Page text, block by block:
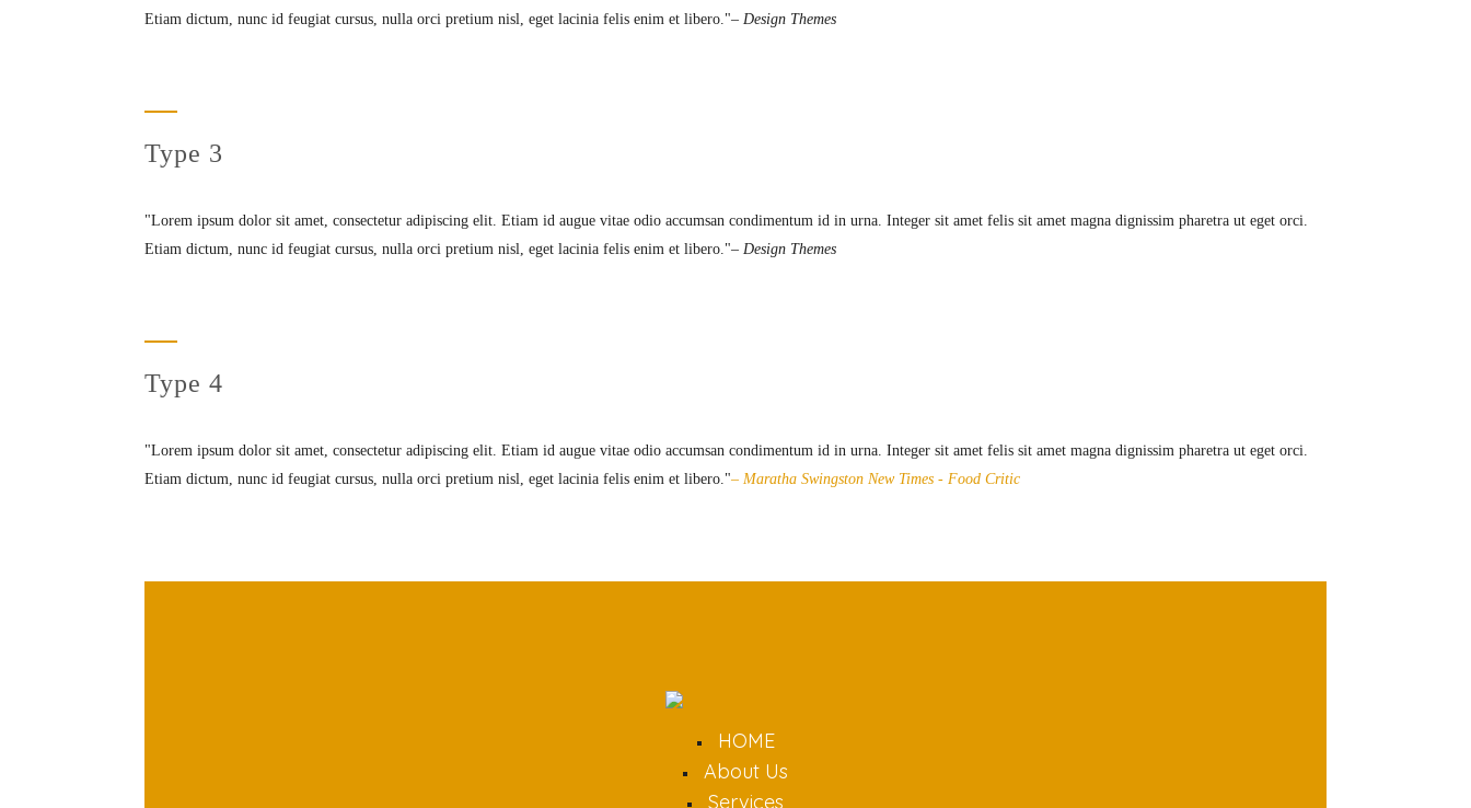
Etiam dictum, nunc id feugiat cursus, nulla orci pretium nisl, eget lacinia felis enim et libero. – Design Themes
Type 3
Lorem ipsum dolor sit amet, consectetur adipiscing elit. Etiam id augue vitae odio accumsan condimentum id in urna. Integer sit amet felis sit amet magna dignissim pharetra ut eget orci.
Etiam dictum, nunc id feugiat cursus, nulla orci pretium nisl, eget lacinia felis enim et libero. – Design Themes
Type 4
Lorem ipsum dolor sit amet, consectetur adipiscing elit. Etiam id augue vitae odio accumsan condimentum id in urna. Integer sit amet felis sit amet magna dignissim pharetra ut eget orci.
Etiam dictum, nunc id feugiat cursus, nulla orci pretium nisl, eget lacinia felis enim et libero. – Maratha Swingston New Times - Food Critic
HOME
About Us
Services